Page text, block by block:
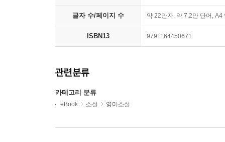
글자 수/페이지 수 약 22만자, 약 7.2만 단어,
ISBN13 9791164450671
관련분류
카테고리 분류
eBook 소설 영미소설